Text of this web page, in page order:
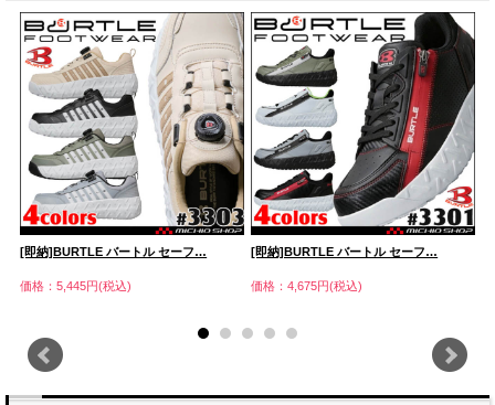
[即納]BURTLE バートル セーフ…
価格：5,445円(税込)
[即納]BURTLE バートル セーフ…
価格：4,675円(税込)